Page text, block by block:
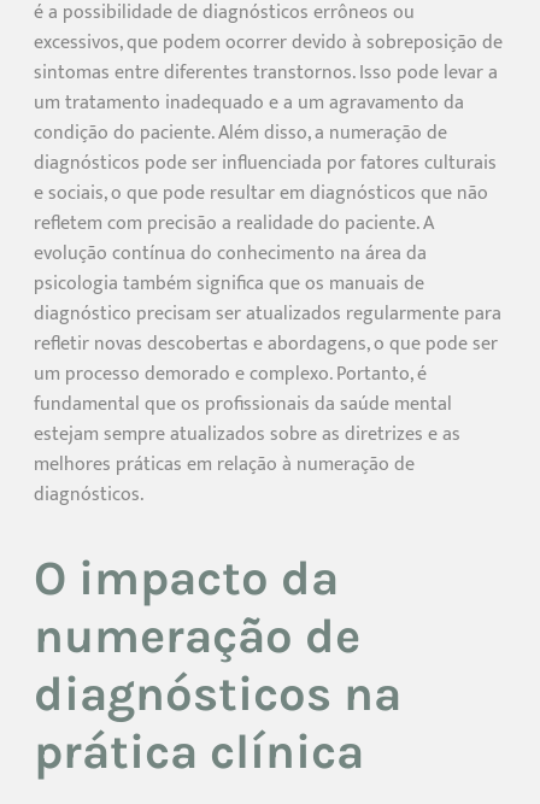
é a possibilidade de diagnósticos errôneos ou
excessivos, que podem ocorrer devido à sobreposição de
sintomas entre diferentes transtornos. Isso pode levar a
um tratamento inadequado e a um agravamento da
condição do paciente. Além disso, a numeração de
diagnósticos pode ser influenciada por fatores culturais
e sociais, o que pode resultar em diagnósticos que não
refletem com precisão a realidade do paciente. A
evolução contínua do conhecimento na área da
psicologia também significa que os manuais de
diagnóstico precisam ser atualizados regularmente para
refletir novas descobertas e abordagens, o que pode ser
um processo demorado e complexo. Portanto, é
fundamental que os profissionais da saúde mental
estejam sempre atualizados sobre as diretrizes e as
melhores práticas em relação à numeração de
diagnósticos.
O impacto da
numeração de
diagnósticos na
prática clínica